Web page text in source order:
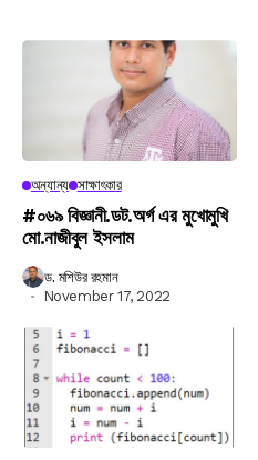
অন্যান্য সাক্ষাৎকার
#০৬৯ বিজ্ঞানী.ডট.অর্গ এর মুখোমুখি
মো.নাজীবুল ইসলাম
ড. মশিউর রহমান
November 17, 2022